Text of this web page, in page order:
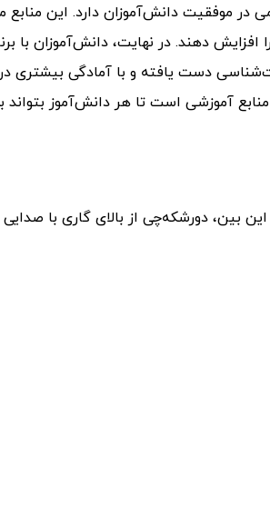
موفقیت دانش‌آموزان دارد. این منابع
دهند. در نهایت، دانش‌آموزان با
دست یافته و با آمادگی بیشتری
آموزشی است تا هر دانش‌آموز بتواند
بین، دورشکه‌چی از بالای گاری با صدایی